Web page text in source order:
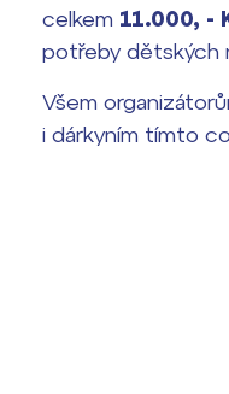
Harmonogram
Termíny
celkem 11.000, -
potřeby dětských
Všem
i dárkyním tímto